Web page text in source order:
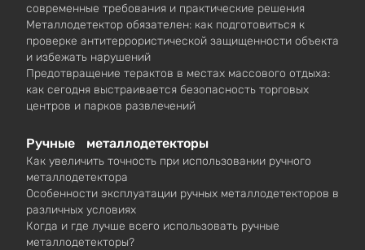
современные требования и практические решения
Металлодетектор обязателен: как подготовиться к
проверке антитеррористической защищенности объекта
и избежать нарушений
Предотвращение терактов в местах массового отдыха:
как сегодня выстраивается безопасность торговых
центров и парков развлечений
Ручные металлодетекторы
Как увеличить точность при использовании ручного
металлодетектора
Особенности эксплуатации ручных металлодетекторов в
различных условиях
Когда и где лучше всего использовать ручные
металлодетекторы?